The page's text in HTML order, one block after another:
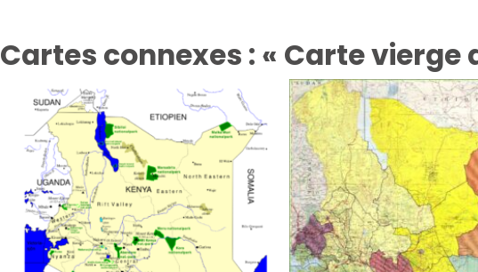
Cartes connexes : « Carte vierge